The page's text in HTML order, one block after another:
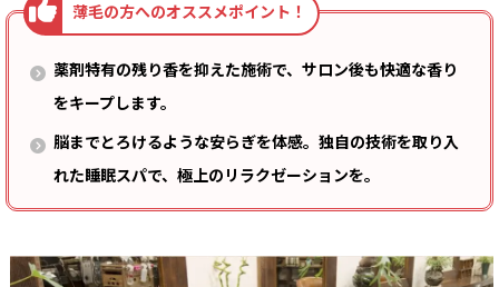
薬剤特有の残り香を抑えた施術で、サロン後も快適な香り
をキープします。
脳までとろけるような安らぎを体感。独自の技術を取り入
れた睡眠スパで、極上のリラクゼーションを。